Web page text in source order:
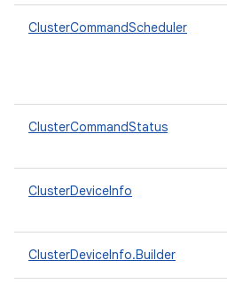
ClusterCommandScheduler
ClusterCommandStatus
ClusterDeviceInfo
ClusterDeviceInfo.Builder